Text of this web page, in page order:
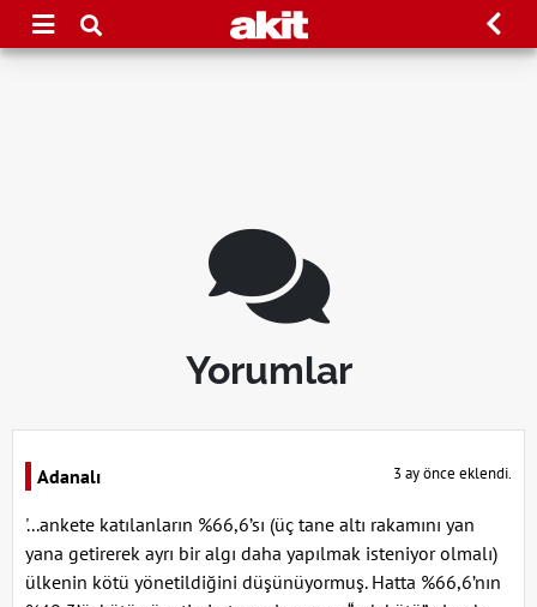
Yorumlar
Adanalı 3 ay önce eklendi.
'...ankete katılanların %66,6’sı (üç tane altı rakamını yan
yana getirerek ayrı bir algı daha yapılmak isteniyor olmalı)
ülkenin kötü yönetildiğini düşünüyormuş. Hatta %66,6’nın